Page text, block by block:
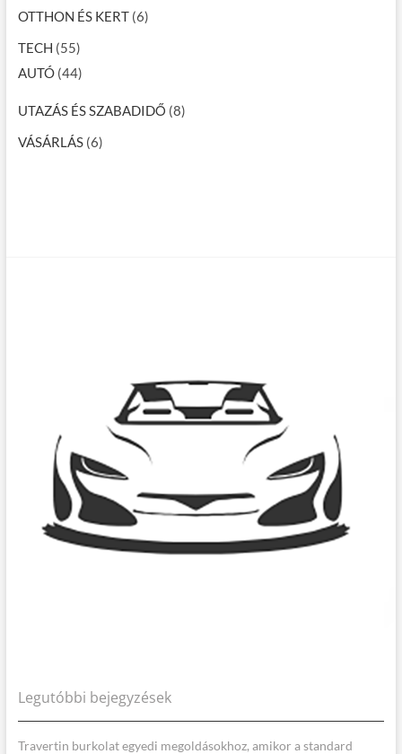
OTTHON ÉS KERT(6)
TECH (55)
AUTÓ(44)
UTAZÁS ÉS SZABADIDŐ (8)
VÁSÁRLÁS(6)
Legutóbbi bejegyzések
Travertin burkolat egyedi megoldásokhoz, amikor a standard